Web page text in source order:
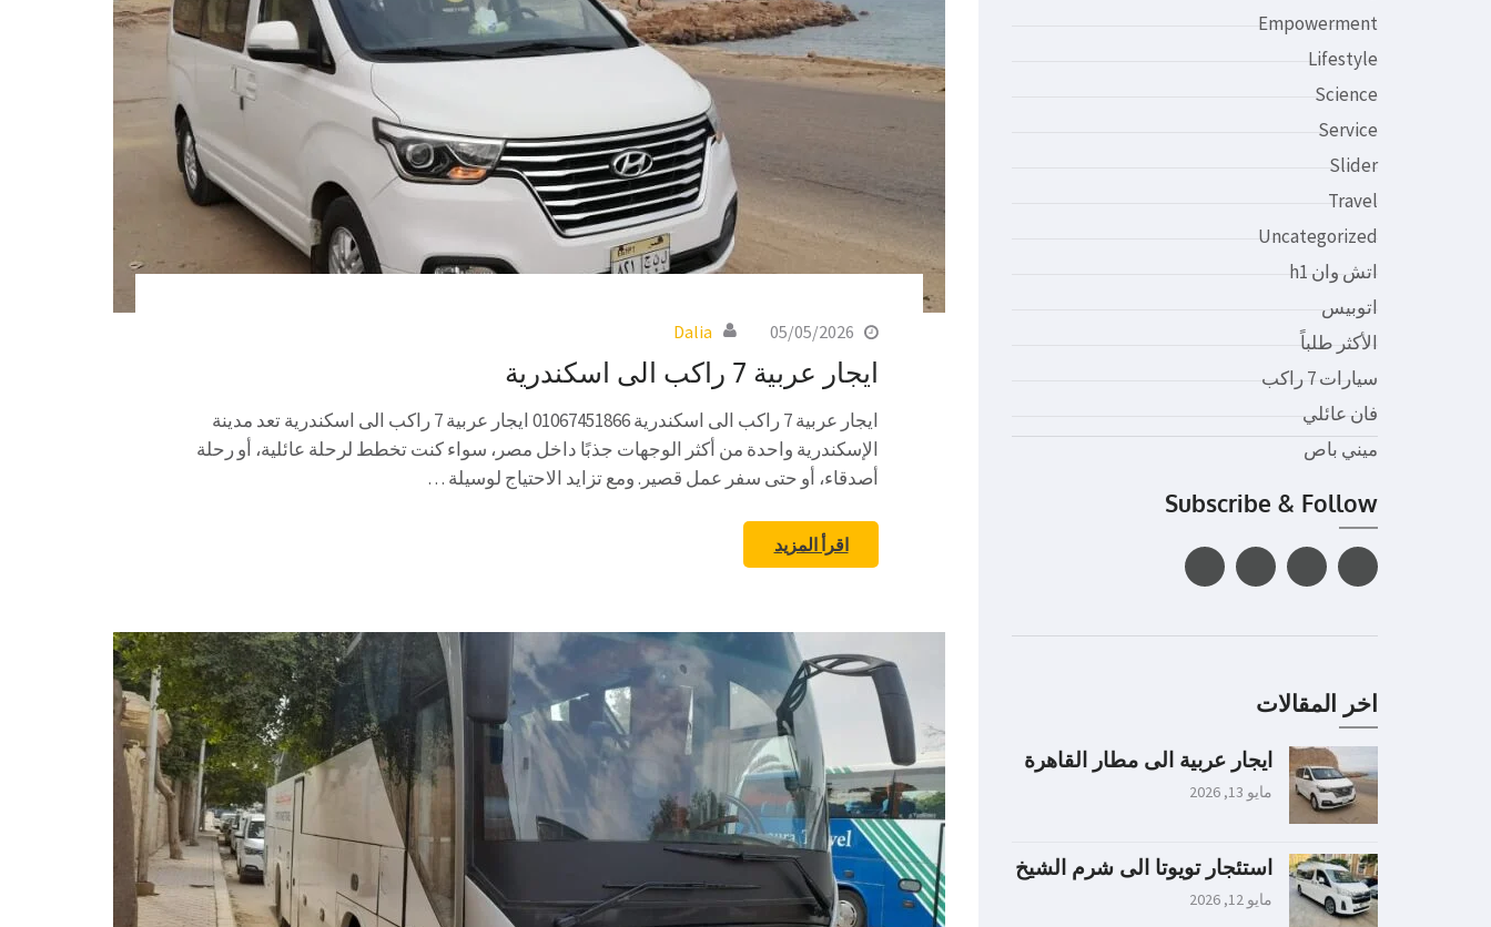
05/05/2026
Dalia
ايجار عربية 7 راكب الى اسكندرية
ايجار عربية 7 راكب الى اسكندرية 01067451866 ايجار عربية 7 راكب الى اسكندرية تعد مدينة
الإسكندرية واحدة من أكثر الوجهات جذبًا داخل مصر، سواء كنت تخطط لرحلة عائلية، أو رحلة
أصدقاء، أو حتى سفر عمل قصير. ومع تزايد الاحتياج لوسيلة …
اقرأ المزيد
Empowerment
Lifestyle
Science
Service
Slider
Travel
Uncategorized
اتش وان h1
اتوبيس
الأكثر طلباً
سيارات 7 راكب
فان عائلي
ميني باص
Subscribe & Follow
اخر المقالات
ايجار عربية الى مطار القاهرة
مايو 13, 2026
استئجار تويوتا الى شرم الشيخ
مايو 12, 2026